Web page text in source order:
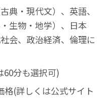
典・現代文）、英語、
生物・地学）、日本
会、政治経済、倫理に
60分も選択可)
格(詳しくは公式サイト